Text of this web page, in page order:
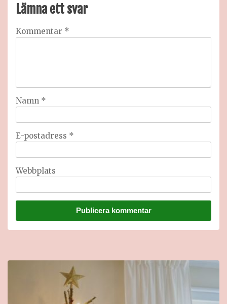
Lämna ett svar
Kommentar *
Namn *
E-postadress *
Webbplats